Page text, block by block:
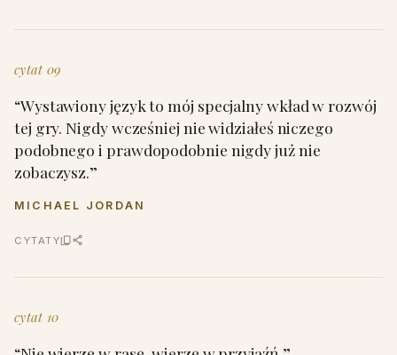
cytat 09
“Wystawiony język to mój specjalny wkład w rozwój
tej gry. Nigdy wcześniej nie widziałeś niczego
podobnego i prawdopodobnie nigdy już nie
zobaczysz.”
MICHAEL JORDAN
CYTATY
cytat 10